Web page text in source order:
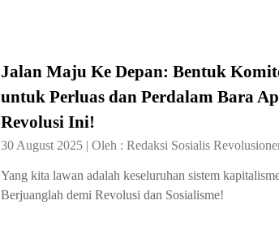
Jalan Maju Ke Depan: Bentuk
untuk Perluas dan Perdalam Bara
Revolusi Ini!
30 August 2025 | Oleh : Redaksi Sosialis
Yang kita lawan adalah keseluruhan sistem
Berjuanglah demi Revolusi dan Sosialisme!